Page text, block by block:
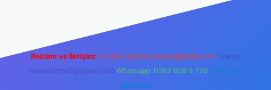
Reklam ve İletişim: E-mail: backlinkpaneli@gmail.com Teams:
forumhizmeti@gmail.com Whatsapp: 0262 606 0 726 Telegram:
@karabul